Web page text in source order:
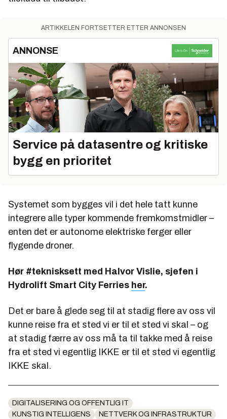
ARTIKKELEN FORTSETTER ETTER ANNONSEN
ANNONSE
Service på datasentre og kritiske
bygg en prioritet
Systemet som bygges vil i det hele tatt kunne
integrere alle typer kommende fremkomstmidler –
enten det er autonome elektriske ferger eller
flygende droner.
Hør #teknisksett med Halvor Vislie, sjefen i
Hydrolift Smart City Ferries her.
Det er bare å glede seg til at stadig flere av oss vil
kunne reise fra et sted vi er til et sted vi skal – og
at stadig færre av oss må ta til takke med å reise
fra et sted vi egentlig IKKE er til et sted vi egentlig
IKKE skal.
DIGITALISERING OG OFFENTLIG IT
KUNSTIG INTELLIGENS
NETTVERK OG INFRASTRUKTUR